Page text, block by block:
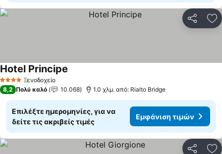
4 ΑστέριαΞενοδοχείο
Hotel Principe
8,2 Πολύ καλό 10.068 1.0 χλμ. από: Rialto Bridge
Επιλέξτε ημερομηνίες, για να
δείτε τις ακριβείς τιμές
Εμφάνιση τιμών